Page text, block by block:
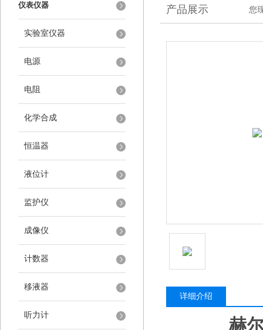
仪表仪器
实验室仪器
电源
电阻
化学合成
恒温器
液位计
监护仪
成像仪
计数器
移液器
听力计
产品展示 您
详细介绍
赫